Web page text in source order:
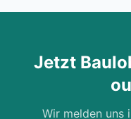
Jetzt
Wir melden uns